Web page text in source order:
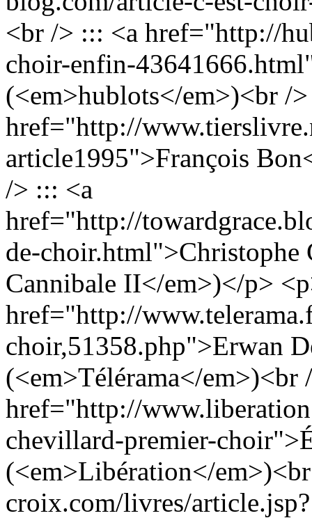
<br /> ::: <a href="http://
choir-enfin-
(<em>hublots</em>)<br /
href="http://
article1995">François
/> ::: <a
href="http://
de-choir.html">Christophe
Cannibale II</em>)</p>
href="http://
choir,51358.php">Erwan
(<em>Télérama</em>)<br
href="http://
chevillard-premier-
(<em>Libération</
croix.com/livres/article.jsp?